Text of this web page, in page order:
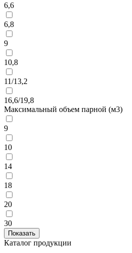
6,6
6,8
9
10,8
11/13,2
16,6/19,8
Максимальный объем парной (м3)
9
10
14
18
20
30
Каталог продукции